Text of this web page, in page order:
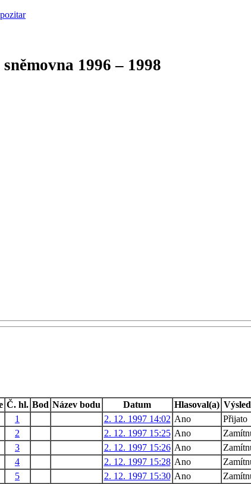
1996 – 1998
Č. hl. Bod Název bodu Datum Hlasoval(a)
1 2. 12. 1997 14:02 Ano
Přijato
2 2. 12. 1997 15:25 Ano
3 2. 12. 1997 15:26 Ano
4 2. 12. 1997 15:28 Ano
5 2. 12. 1997 15:30 Ano